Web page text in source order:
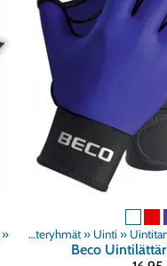
‪» Tuoteryhmät ‪» Uinti ‪»
Beco